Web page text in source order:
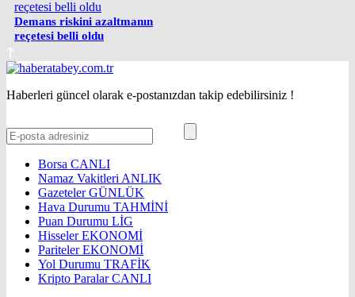
Demans riskini azaltmanın
reçetesi belli oldu
Haberleri güncel olarak e-postanızdan takip edebilirsiniz !
Borsa CANLI
Namaz Vakitleri ANLIK
GazetelerGÜNLÜK
Hava Durumu TAHMİNİ
Puan Durumu LİG
HisselerEKONOMİ
ParitelerEKONOMİ
Yol Durumu TRAFİK
Kripto ParalarCANLI